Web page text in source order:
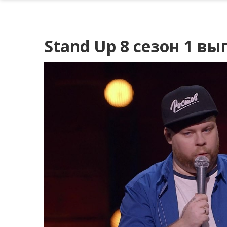
Stand Up 8 сезон 1